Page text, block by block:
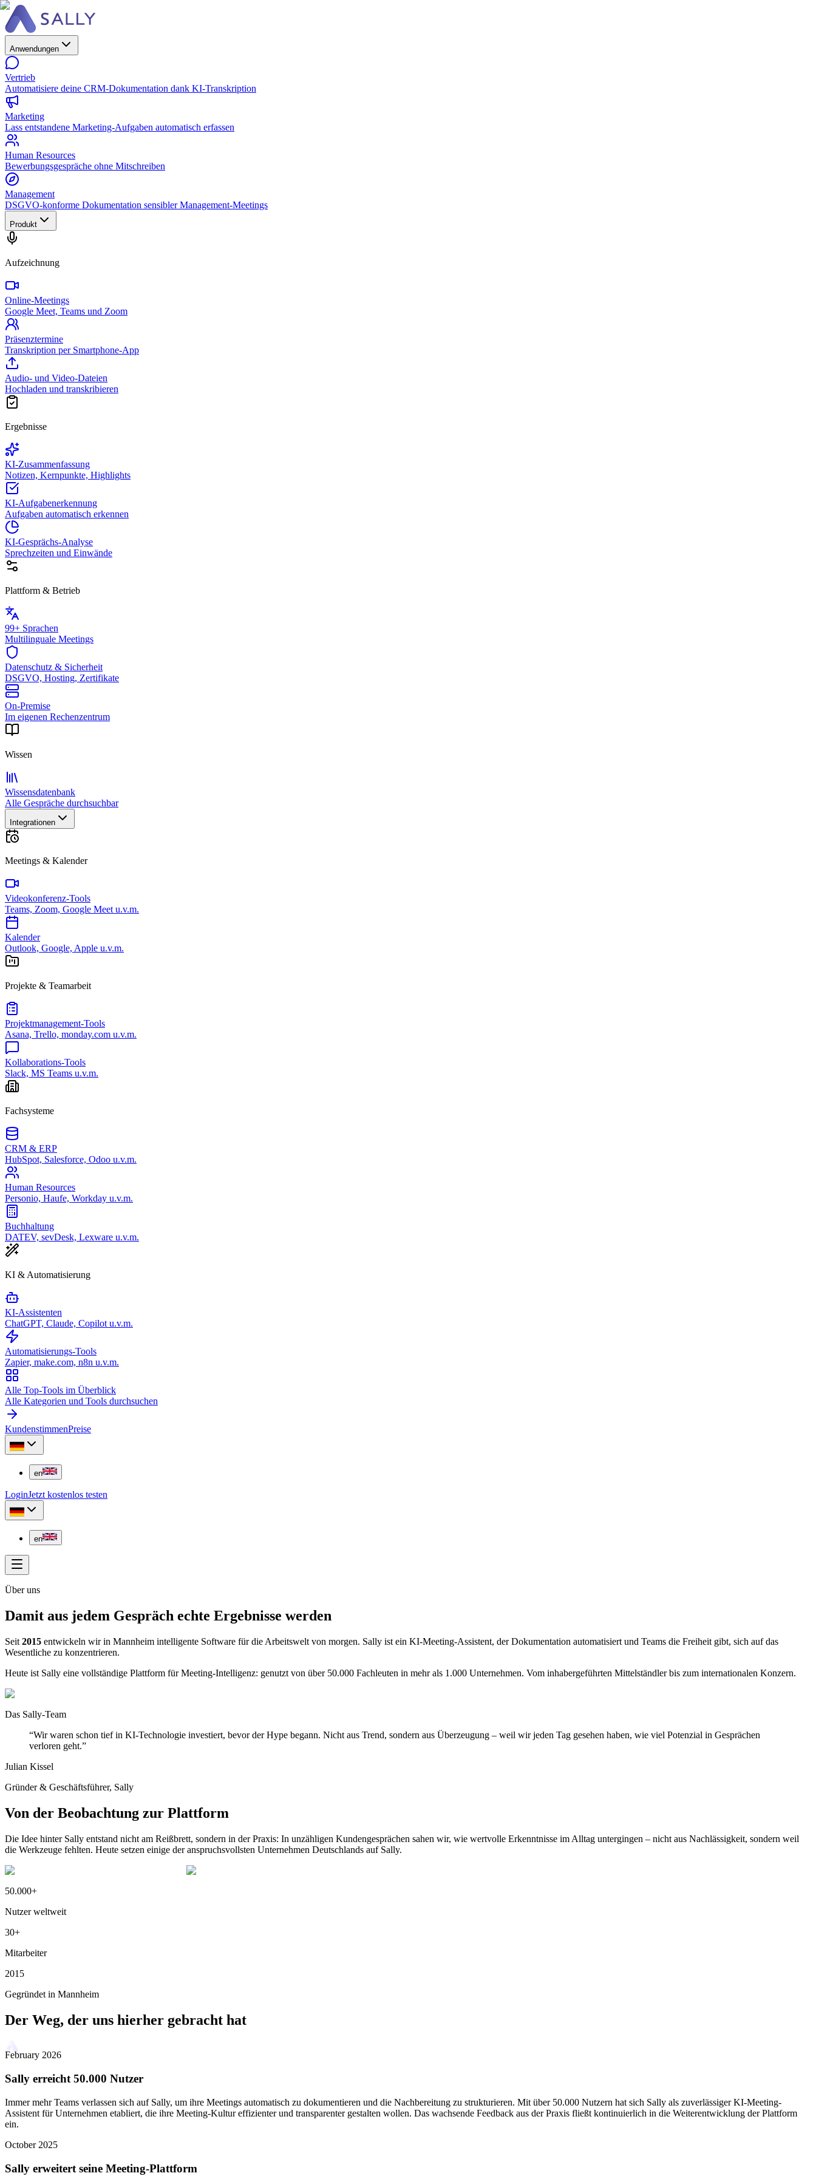
Anwendungen
Vertrieb
Automatisiere deine CRM-Dokumentation dank KI-Transkription
Marketing
Lass entstandene Marketing-Aufgaben automatisch erfassen
Human Resources
Bewerbungsgespräche ohne Mitschreiben
Management
DSGVO-konforme Dokumentation sensibler Management-Meetings
Produkt
Aufzeichnung
Online-Meetings
Google Meet, Teams und Zoom
Präsenztermine
Transkription per Smartphone-App
Audio- und Video-Dateien
Hochladen und transkribieren
Ergebnisse
KI-Zusammenfassung
Notizen, Kernpunkte, Highlights
KI-Aufgabenerkennung
Aufgaben automatisch erkennen
KI-Gesprächs-Analyse
Sprechzeiten und Einwände
Plattform & Betrieb
99+ Sprachen
Multilinguale Meetings
Datenschutz & Sicherheit
DSGVO, Hosting, Zertifikate
On-Premise
Im eigenen Rechenzentrum
Wissen
Wissensdatenbank
Alle Gespräche durchsuchbar
Integrationen
Meetings & Kalender
Videokonferenz-Tools
Teams, Zoom, Google Meet u.v.m.
Kalender
Outlook, Google, Apple u.v.m.
Projekte & Teamarbeit
Projektmanagement-Tools
Asana, Trello, monday.com u.v.m.
Kollaborations-Tools
Slack, MS Teams u.v.m.
Fachsysteme
CRM & ERP
HubSpot, Salesforce, Odoo u.v.m.
Human Resources
Personio, Haufe, Workday u.v.m.
Buchhaltung
DATEV, sevDesk, Lexware u.v.m.
KI & Automatisierung
KI-Assistenten
ChatGPT, Claude, Copilot u.v.m.
Automatisierungs-Tools
Zapier, make.com, n8n u.v.m.
Alle Top-Tools im Überblick
Alle Kategorien und Tools durchsuchen
KundenstimmenPreise
en
LoginJetzt kostenlos testen
en
Über uns
Damit aus jedem Gespräch echte Ergebnisse werden
Seit 2015 entwickeln wir in Mannheim intelligente Software für die Arbeitswelt von morgen. Sally ist ein KI-Meeting-Assistent, der Dokumentation automatisiert und Teams die Freiheit gibt, sich auf das
Wesentliche zu konzentrieren.
Heute ist Sally eine vollständige Plattform für Meeting-Intelligenz: genutzt von über 50.000 Fachleuten in mehr als 1.000 Unternehmen. Vom inhabergeführten Mittelständler bis zum internationalen Konzern.
Das Sally-Team
“Wir waren schon tief in KI-Technologie investiert, bevor der Hype begann. Nicht aus Trend, sondern aus Überzeugung – weil wir jeden Tag gesehen haben, wie viel Potenzial in Gesprächen
verloren geht.”
Julian Kissel
Gründer & Geschäftsführer, Sally
Von der Beobachtung zur Plattform
Die Idee hinter Sally entstand nicht am Reißbrett, sondern in der Praxis: In unzähligen Kundengesprächen sahen wir, wie wertvolle Erkenntnisse im Alltag untergingen – nicht aus Nachlässigkeit, sondern weil
die Werkzeuge fehlten. Heute setzen einige der anspruchsvollsten Unternehmen Deutschlands auf Sally.
50.000+
Nutzer weltweit
30+
Mitarbeiter
2015
Gegründet in Mannheim
Der Weg, der uns hierher gebracht hat
February 2026
Sally erreicht 50.000 Nutzer
Immer mehr Teams verlassen sich auf Sally, um ihre Meetings automatisch zu dokumentieren und die Nachbereitung zu strukturieren. Mit über 50.000 Nutzern hat sich Sally als zuverlässiger KI-Meeting-
Assistent für Unternehmen etabliert, die ihre Meeting-Kultur effizienter und transparenter gestalten wollen. Das wachsende Feedback aus der Praxis fließt kontinuierlich in die Weiterentwicklung der Plattform
ein.
October 2025
Sally erweitert seine Meeting-Plattform